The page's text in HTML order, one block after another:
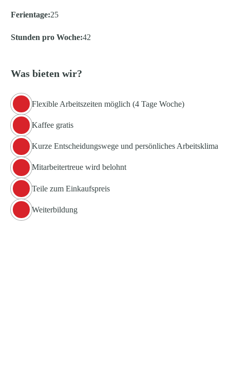
Ferientage:25
Stunden pro Woche:42
Was bieten wir?
Flexible Arbeitszeiten möglich (4 Tage Woche)
Kaffee gratis
Kurze Entscheidungswege und persönliches Arbeitsklima
Mitarbeitertreue wird belohnt
Teile zum Einkaufspreis
Weiterbildung